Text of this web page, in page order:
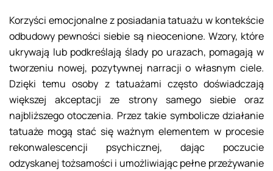
Korzyści emocjonalne z posiadania tatuażu w kontekście
odbudowy pewności siebie są nieocenione. Wzory, które
ukrywają lub podkreślają ślady po urazach, pomagają w
tworzeniu nowej, pozytywnej narracji o własnym ciele.
Dzięki temu osoby z tatuażami często doświadczają
większej akceptacji ze strony samego siebie oraz
najbliższego otoczenia. Przez takie symbolicze działanie
tatuaże mogą stać się ważnym elementem w procesie
rekonwalescencji psychicznej, dając poczucie
odzyskanej tożsamości i umożliwiając pełne przeżywanie